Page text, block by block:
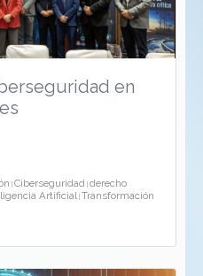
en
| Ciberseguridad | derecho
Artificial| Transformación